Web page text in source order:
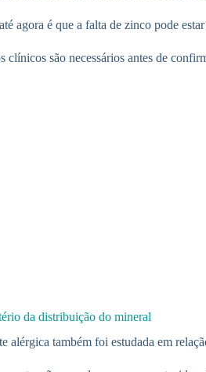
agora é que a falta de zinco pode
clínicos são necessários antes de
da distribuição do mineral
alérgica também foi estudada em